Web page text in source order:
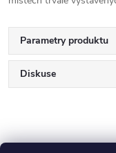
Parametry produktu
Diskuse